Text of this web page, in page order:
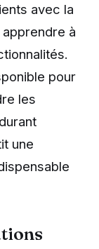
avec la
à
pour
les
une